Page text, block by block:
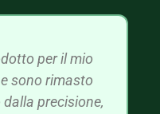
per il mio
sono rimasto
precisione,